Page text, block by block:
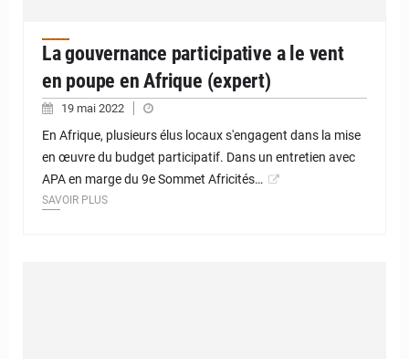
La gouvernance participative a le vent
en poupe en Afrique (expert)
19 mai 2022
En Afrique, plusieurs élus locaux s'engagent dans la mise
en œuvre du budget participatif. Dans un entretien avec
APA en marge du 9e Sommet Africités…
SAVOIR PLUS